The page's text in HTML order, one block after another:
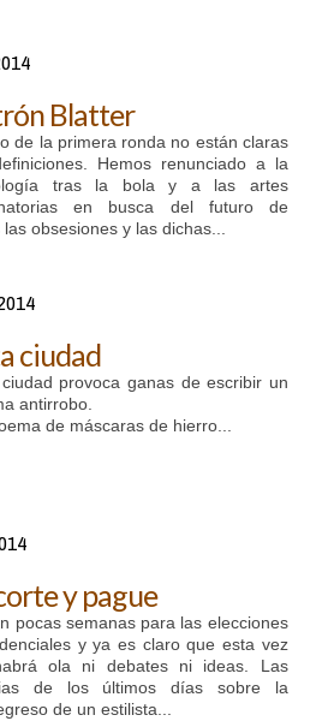
Blatter
de la primera ronda no están claras
Hemos renunciado a la
tras la bola y a las artes
en busca del futuro de
obsesiones y las dichas...
ciudad
provoca ganas de escribir un
antirrobo.
de máscaras de hierro...
y pague
pocas semanas para las elecciones
y ya es claro que esta vez
ola ni debates ni ideas. Las
de los últimos días sobre la
de un estilista...